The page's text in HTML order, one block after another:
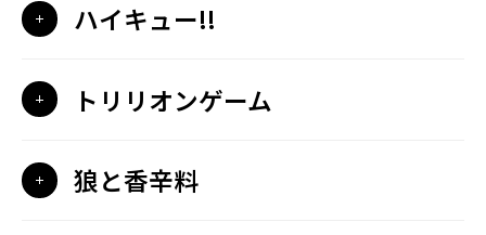
ハイキュー!!
トリリオンゲーム
狼と香辛料